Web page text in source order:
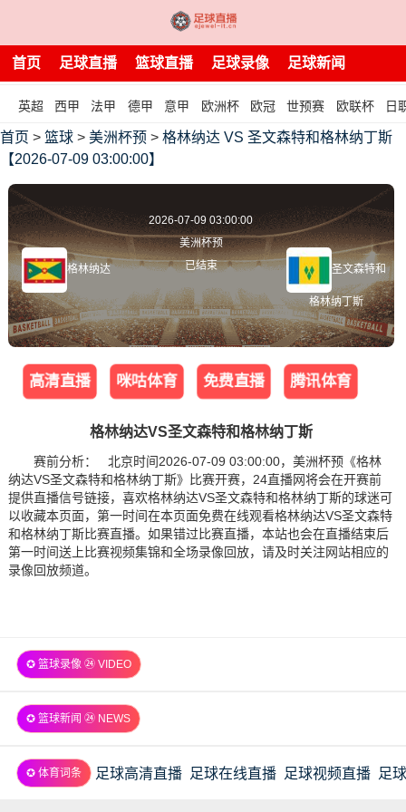
首页 足球直播 篮球直播 足球录像 足球新闻
英超 西甲 法甲 德甲 意甲 欧洲杯 欧冠 世预赛 欧联杯 日
首页 > 篮球 > 美洲杯预 > 格林纳达 VS 圣文森特和格林纳丁斯
【2026-07-09 03:00:00】
格林纳达
2026-07-09 03:00:00
美洲杯预
已结束
圣文森特和
格林纳丁斯
高清直播 咪咕体育 免费直播 腾讯体育
格林纳达VS圣文森特和格林纳丁斯
赛前分析： 北京时间2026-07-09 03:00:00，美洲杯预《格林
纳达VS圣文森特和格林纳丁斯》比赛开赛，24直播网将会在开赛前
提供直播信号链接，喜欢格林纳达VS圣文森特和格林纳丁斯的球迷可
以收藏本页面，第一时间在本页面免费在线观看格林纳达VS圣文森特
和格林纳丁斯比赛直播。如果错过比赛直播，本站也会在直播结束后
第一时间送上比赛视频集锦和全场录像回放，请及时关注网站相应的
录像回放频道。
✪ 篮球录像 ㉔ VIDEO
✪ 篮球新闻 ㉔ NEWS
✪ 体育词条 足球高清直播 足球在线直播 足球视频直播 足